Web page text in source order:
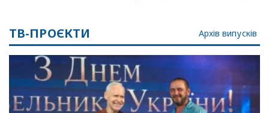
ТВ-ПРОЄКТИ Архів випусків